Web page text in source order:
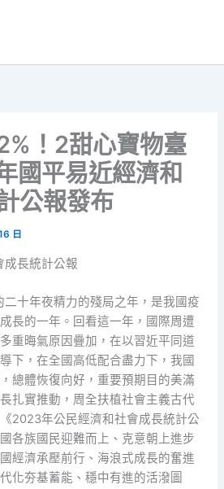
！2甜心寶物臺
國平易近經濟和
公報發布
日
長統計公報
十年夜精力的殘局之年，是我國疫
長的一年。回看這一年，國際周遭
重晦氣原因疊加，在以習近平同道
下，在全國高低配合盡力下，我國
總體恢復向好，重要預期目的美滿
扎實推動，周全扶植社會主義古代
2023年公民經濟和社會成長統計公
各族國民迎難而上、克意朝上進步
經濟承壓前行、海浪式成長的奮進
化夯基蓄能、穩中有進的活潑圖